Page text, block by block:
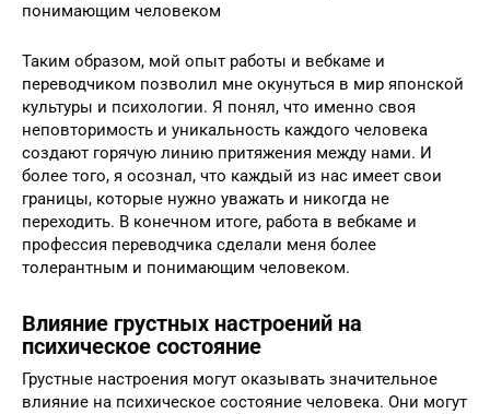
понимающим человеком
Таким образом, мой опыт работы и вебкаме и
переводчиком позволил мне окунуться в мир японской
культуры и психологии. Я понял, что именно своя
неповторимость и уникальность каждого человека
создают горячую линию притяжения между нами. И
более того, я осознал, что каждый из нас имеет свои
границы, которые нужно уважать и никогда не
переходить. В конечном итоге, работа в вебкаме и
профессия переводчика сделали меня более
толерантным и понимающим человеком.
Влияние грустных настроений на
психическое состояние
Грустные настроения могут оказывать значительное
влияние на психическое состояние человека. Они могут